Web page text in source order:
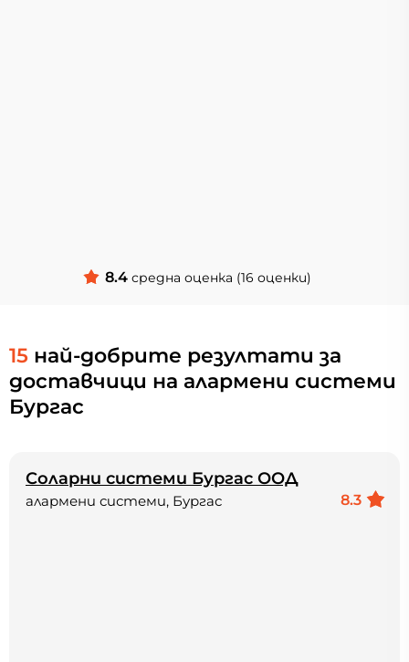
8.4средна оценка (16 оценки)
15 най-добрите резултати за
доставчици на алармени системи
Бургас
Соларни системи Бургас ООД
8.3
алармени системи, Бургас